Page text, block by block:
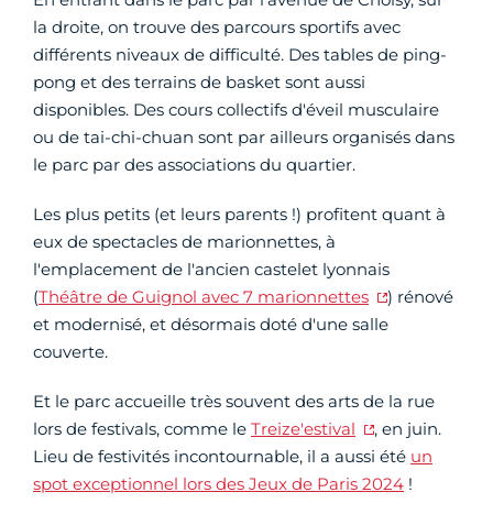
la droite, on trouve des parcours sportifs avec
différents niveaux de difficulté. Des tables de ping-
pong et des terrains de basket sont aussi
disponibles. Des cours collectifs d'éveil musculaire
ou de tai-chi-chuan sont par ailleurs organisés dans
le parc par des associations du quartier.
Les plus petits (et leurs parents !) profitent quant à
eux de spectacles de marionnettes, à
l'emplacement de l'ancien castelet lyonnais
(Théâtre de Guignol avec 7 marionnettes
) rénové
et modernisé, et désormais doté d'une salle
couverte.
Et le parc accueille très souvent des arts de la rue
lors de festivals, comme le Treize'estival
, en juin.
Lieu de festivités incontournable, il a aussi été un
spot exceptionnel lors des Jeux de Paris 2024 !